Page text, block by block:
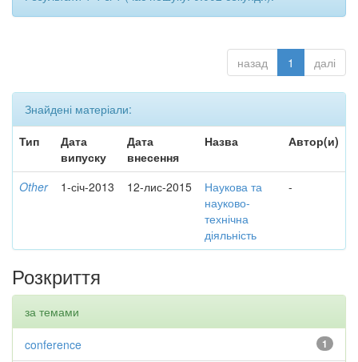
назад 1 далі
Знайдені матеріали:
Тип
Дата
випуску
Дата
внесення
Назва Автор(и)
Other 1-січ-2013 12-лис-2015
Наукова та
науково-
технічна
діяльність
-
Розкриття
за темами
1
conference